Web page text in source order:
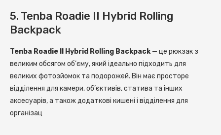
5. Tenba Roadie II Hybrid Rolling
Backpack
Tenba Roadie II Hybrid Rolling Backpack— це рюкзак з
великим обсягом об’єму, який ідеально підходить для
великих фотозйомок та подорожей. Він має просторе
відділення для камери, об’єктивів, статива та інших
аксесуарів, а також додаткові кишені і відділення для
організац